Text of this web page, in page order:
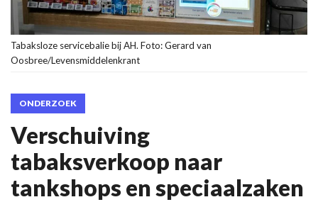
Tabaksloze servicebalie bij AH. Foto: Gerard van
Oosbree/Levensmiddelenkrant
ONDERZOEK
Verschuiving
tabaksverkoop naar
tankshops en speciaalzaken